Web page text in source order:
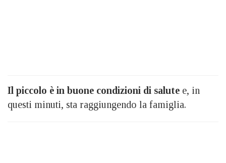
Il piccolo è in buone condizioni di salute e, in
questi minuti, sta raggiungendo la famiglia.